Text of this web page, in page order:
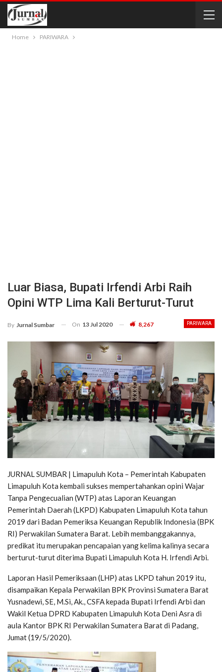
Home PARIWARA
Luar Biasa, Bupati Irfendi Arbi Raih
Opini WTP Lima Kali Berturut-Turut
PARIWARA
By Jurnal Sumbar On 13 Jul 2020 8,267
JURNAL SUMBAR | Limapuluh Kota – Pemerintah Kabupaten
Limapuluh Kota kembali sukses mempertahankan opini Wajar
Tanpa Pengecualian (WTP) atas Laporan Keuangan
Pemerintah Daerah (LKPD) Kabupaten Limapuluh Kota tahun
2019 dari Badan Pemeriksa Keuangan Republik Indonesia (BPK
RI) Perwakilan Sumatera Barat. Lebih membanggakannya,
predikat itu merupakan pencapaian yang kelima kalinya secara
berturut-turut diterima Bupati Limapuluh Kota H. Irfendi Arbi.
Laporan Hasil Pemeriksaan (LHP) atas LKPD tahun 2019 itu,
disampaikan Kepala Perwakilan BPK Provinsi Sumatera Barat
Yusnadewi, SE, M.Si, Ak., CSFA kepada Bupati Irfendi Arbi dan
Wakil Ketua DPRD Kabupaten Limapuluh Kota Deni Asra di
aula Kantor BPK RI Perwakilan Sumatera Barat di Padang,
Jumat (19/5/2020).